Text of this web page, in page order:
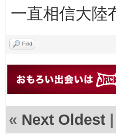
一直相信大陸
Find
« Next Oldest |